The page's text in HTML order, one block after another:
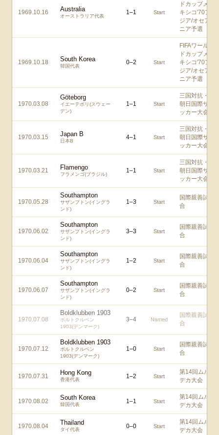
1969.10.16 Australia
オーストラリア代表
1–1 Start
ドカップメ
キシコ'70ア
ジア/オセア
ニア予選
1969.10.18 South Korea
韓国代表
0–2 Start
FIFAワール
ドカップメ
キシコ'70ア
ジア/オセア
ニア予選
1970.03.08
Göteborg
イエーテボリ(スウェー
デン)
1–1 Start
三国対抗・
朝日国際サ
ッカー大会
1970.03.15 Japan B
日本B
4–1 Start
三国対抗・
朝日国際サ
ッカー大会
1970.03.21 Flamengo
フラメンゴ(ブラジル)
1–1 Start
三国対抗・
朝日国際サ
ッカー大会
1970.05.28
Southampton
サザンプトン(イングラ
ンド)
1–3 Start
国際親善試
合
1970.06.02
Southampton
サザンプトン(イングラ
ンド)
3–3 Start
国際親善試
合
1970.06.04
Southampton
サザンプトン(イングラ
ンド)
1–2 Start
国際親善試
合
1970.06.07
Southampton
サザンプトン(イングラ
ンド)
0–2 Start
国際親善試
合
1970.07.08
Boldklubben 1903
ボルトクルベン
1903(デンマーク)
3–4 Named
国際親善試
合
1970.07.12
Boldklubben 1903
ボルトクルベン
1903(デンマーク)
1–0 Start
国際親善試
合
1970.07.31 Hong Kong
香港代表 1–2 Start
第14回ムル
デカ大会
1970.08.02 South Korea
韓国代表 1–1 Start
第14回ムル
デカ大会
1970.08.04 Thailand
タイ代表 0–0 Start
第14回ムル
デカ大会